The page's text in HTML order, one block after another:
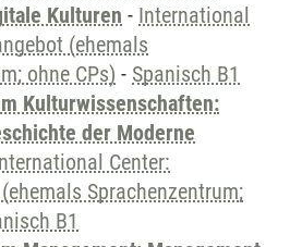
Kulturen - International
(ehemals
ohne CPs) - Spanisch B1
Kulturwissenschaften:
der Moderne
Center:
Sprachenzentrum;
B1